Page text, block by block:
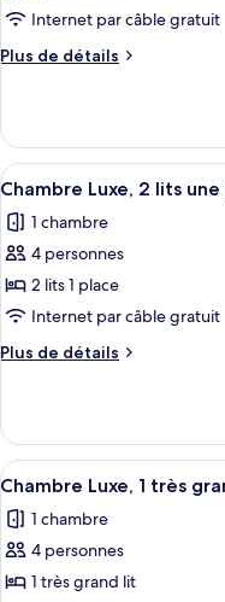
Internet par câble gratuit
Plus de détails
Plus
le
type
de
Chambre
Afficher
toutes
les
photos
pour
ce
type
de
Chambre
Luxe,
2
lits
une
place,
vue
3
Chambre Luxe, 2 lits
1 chambre
4 personnes
2 lits 1 place
Internet par câble gratuit
Plus de détails
Plus
le
type
de
Chambre
Luxe,
lits
Afficher
toutes
les
photos
pour
3
Chambre Luxe, 1 très
1 chambre
4 personnes
1 très grand lit